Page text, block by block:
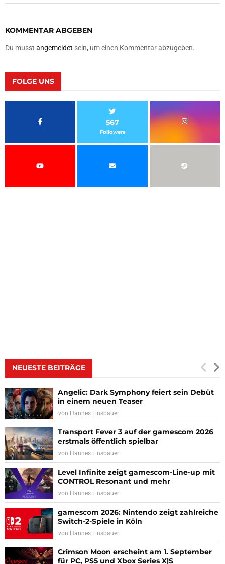
KOMMENTAR ABGEBEN
Du musst angemeldet sein, um einen Kommentar abzugeben.
FOLGE UNS
567
Followers
NEUESTE BEITRÄGE
Angelic: Dark Symphony feiert sein Debüt
in einem neuen Teaser
von Hannes Linsbauer
Transport Fever 3 auf der gamescom 2026
erstmals öffentlich spielbar
von Hannes Linsbauer
Level Infinite zeigt gamescom-Line-up mit
CONTROL Resonant und mehr
von Hannes Linsbauer
gamescom 2026: Nintendo zeigt zahlreiche
Switch-2-Spiele in Köln
von Hannes Linsbauer
Crimson Moon erscheint am 1. September
für PC, PS5 und Xbox Series X|S